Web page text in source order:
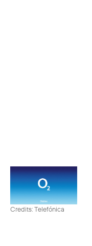
Credits: Telefónica